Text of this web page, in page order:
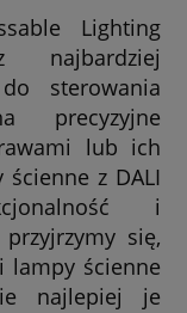
Lighting
sterowania
precyzyjne
lub ich
z DALI
i
się,
lampy ścienne
najlepiej je